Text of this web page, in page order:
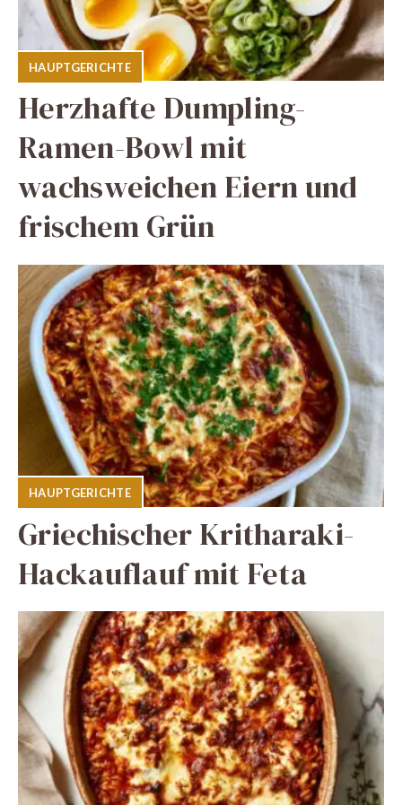
HAUPTGERICHTE
Herzhafte Dumpling-
Ramen-Bowl mit
wachsweichen Eiern und
frischem Grün
HAUPTGERICHTE
Griechischer Kritharaki-
Hackauflauf mit Feta